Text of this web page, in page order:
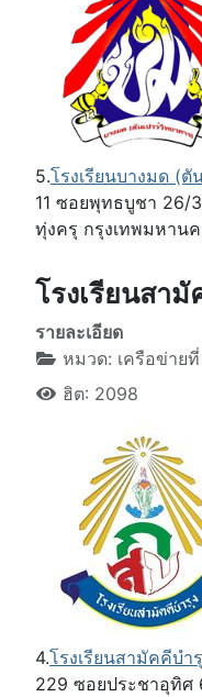
5.โรงเรียนบางมด (ตั
11 ซอยพุทธบูชา 26/
ทุ่งครุ กรุงเทพมหาน
โรงเรียนสามั
รายละเอียด
หมวด: เครือข่าย
ฮิต: 2098
4.โรงเรียนสามัคคีบำ
229 ซอยประชาอุทิศ